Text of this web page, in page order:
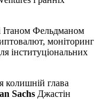
Ітаном Фельдманом
моніторинг
інституціональних
колишній глава
Sachs Джастін